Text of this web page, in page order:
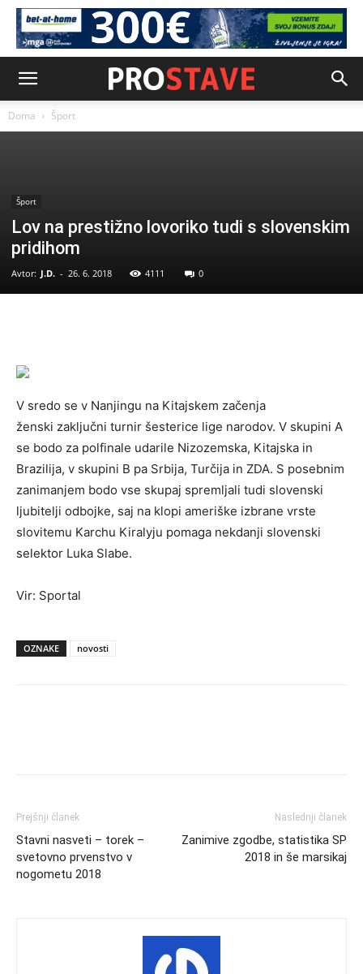
Doma Šport
Šport
Lov na prestižno lovoriko tudi s slovenskim
pridihom
Avtor: J.D. - 26. 6. 2018 4111 0
V sredo se v Nanjingu na Kitajskem začenja
ženski zaključni turnir šesterice lige narodov. V skupini A
se bodo za polfinale udarile Nizozemska, Kitajska in
Brazilija, v skupini B pa Srbija, Turčija in ZDA. S posebnim
zanimanjem bodo vse skupaj spremljali tudi slovenski
ljubitelji odbojke, saj na klopi ameriške izbrane vrste
slovitemu Karchu Kiralyju pomaga nekdanji slovenski
selektor Luka Slabe.
Vir: Sportal
OZNAKE novosti
Prejšnji članek
Stavni nasveti – torek –
svetovno prvenstvo v
nogometu 2018
Naslednji članek
Zanimive zgodbe, statistika SP
2018 in še marsikaj